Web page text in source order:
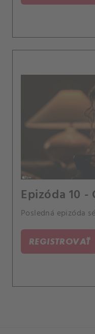
Epizóda 10 -
Posledná epizóda
REGISTROVAŤ